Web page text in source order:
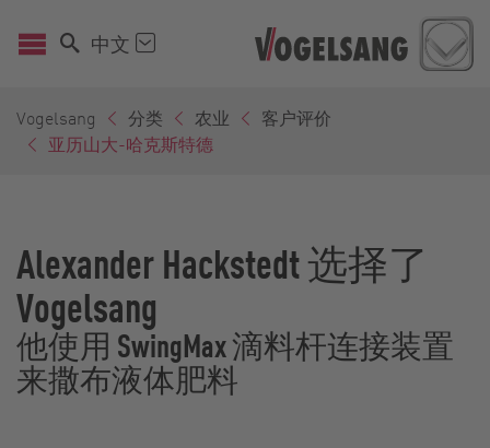
中文
Vogelsang 分类 农业
客户评价
亚历山大-哈克斯特德
Alexander Hackstedt 选择了
Vogelsang
他使用 SwingMax 滴料杆连接装置
来撒布液体肥料